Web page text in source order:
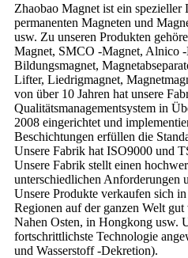
Zhaobao Magnet ist ein
permanenten Magneten und
usw. Zu unseren Produkten
Magnet, SMCO -Magnet, Alnico
Bildungsmagnet,
Lifter, Liedrigmagnet,
von über 10 Jahren hat unsere
Qualitätsmanagementsystem in
2008 eingerichtet und
Beschichtungen erfüllen die
Unsere Fabrik hat ISO9000 und
Unsere Fabrik stellt einen
unterschiedlichen Anforderungen
Unsere Produkte verkaufen sich
Regionen auf der ganzen Welt
Nahen Osten, in Hongkong usw.
fortschrittlichste Technologie
und Wasserstoff -Dekretion).